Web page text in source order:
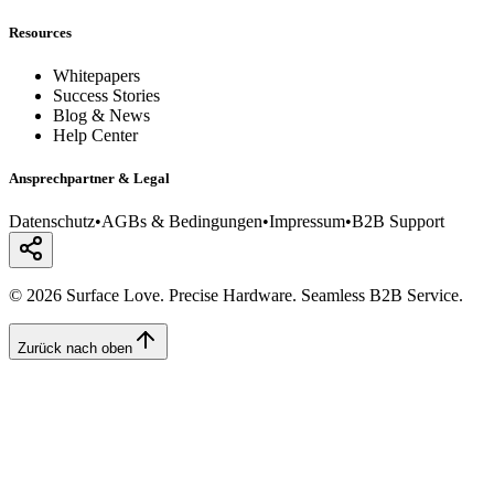
Resources
Whitepapers
Success Stories
Blog & News
Help Center
Ansprechpartner & Legal
Datenschutz•AGBs & Bedingungen•Impressum•B2B Support
© 2026 Surface Love. Precise Hardware. Seamless B2B Service.
Zurück nach oben